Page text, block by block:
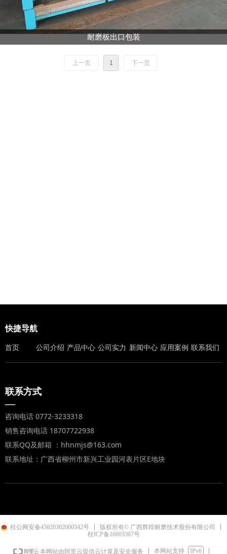
耐磨板出口包装
上一页 1 下一页
快捷导航
首页 公司介绍 产品中心 公司实力 新闻中心 应用案例 联系我们
联系方式
—
咨询电话 0772-3233318
销售咨询电话 18707722938
联系QQ及邮箱 ：hhnmjs@163.com
联系地址：广西省柳州市新兴工业园河表片区E地块
桂公网安备45020302000342号
版权所有© 广西辉煌耐磨技术股份有限公司
桂ICP备16003367号
本网站由阿里云提供云计算及安全服务 本网站支持 IPv6